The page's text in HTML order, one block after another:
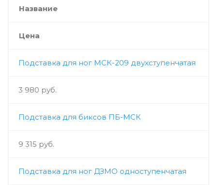
Название
Цена
Подставка для ног МСК-209 двухступенчатая
3 980 руб.
Подставка для биксов ПБ-МСК
9 315 руб.
Подставка для ног ДЗМО одноступенчатая